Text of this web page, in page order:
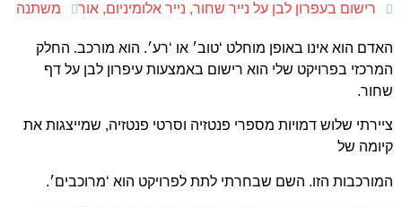
רישום בעפרון לבן על נייר שחור, נייר אלומיניום, אור
משתנה
האדם הוא אינו באופן מוחלט ‘טוב׳ או ‘רע׳. הוא מורכב. החלק
המרכזי בפרויקט שלי הוא רישום באמצעות עיפרון לבן על דף
שחור.
ציירתי שלוש דמויות מספרי פנטזיה וסרטי פנטזיה, שמייצגות את
קיומה של
המורכבות הזו. השם שבחרתי לתת לפרויקט הוא ‘מרוכבים׳.